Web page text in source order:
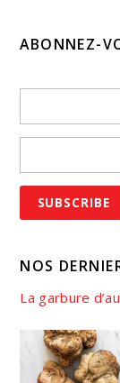
ABONNEZ-
NOS
La garbure